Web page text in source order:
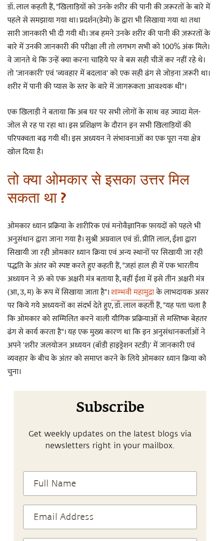
डॉ. लाल कहती हैं, "खिलाड़ियों को उनके शरीर की पानी की ज़रूरतों के बारे में
पहले से समझाया गया था। प्रदर्शन(डेमो) के द्वारा भी सिखाया गया था तथा
सारी जानकारी भी दी गयी थी। जब हमने उनके शरीर की पानी की ज़रूरतों के
बारे में उनकी जानकारी की परीक्षा ली तो लगभग सभी को 100% अंक मिले।
वे जानते थे कि उन्हें क्या करना चाहिये पर वे बस सही चीजें कर नहीं रहे थे।
तो 'जानकारी' एवं 'व्यवहार में बदलाव' को एक सही ढंग से जोड़ना ज़रूरी था।
शरीर में पानी की प्यास के स्तर के बारे में जागरूकता आवश्यक थी"।
एक खिलाड़ी ने बताया कि अब घर पर सभी लोगों के साथ वह ज्यादा मेल-
जोल से रह पा रहा था। इस प्रशिक्षण के दौरान इन सभी खिलाड़ियों की
परिपक्वता बढ़ गयी थी। इस अध्ययन ने संभावनाओं का एक पूरा नया क्षेत्र
खोल दिया है।
तो क्या ओमकार से इसका उत्तर मिल
सकता था ?
ओमकार ध्यान प्रक्रिया के शारीरिक एवं मनोवैज्ञानिक फ़ायदों को पहले भी
अनुसंधान द्वारा जाना गया है। सुश्री अग्रवाल एवं डॉ. प्रीति लाल, ईशा द्वारा
सिखायी जा रही ओमकार ध्यान क्रिया एवं अन्य स्थानों पर सिखायी जा रही
पद्धति के अंतर को स्पष्ट करते हुए कहती हैं, "जहां हाल ही में एक भारतीय
अध्ययन ने ॐ को एक अक्षरी मंत्र बताया है, वहीं ईशा में इसे तीन अक्षरी मंत्र
(आ, उ, म) के रूप में सिखाया जाता है"।शाम्भवी महामुद्राके लाभदायक असर
पर किये गये अध्ययनों का संदर्भ देते हुए, डॉ. लाल कहती हैं, "यह पता चला है
कि ओमकार को सम्मिलित करने वाली यौगिक प्रक्रियाओं से मस्तिष्क बेहतर
ढंग से कार्य करता है"। यह एक मुख्य कारण था कि इन अनुसंधानकर्ताओं ने
अपने 'शरीर जलयोजन अध्ययन (बॉडी हाइड्रेशन स्टडी)' में जानकारी एवं
व्यवहार के बीच के अंतर को समाप्त करने के लिये ओमकार ध्यान क्रिया को
चुना।
Subscribe
Get weekly updates on the latest blogs via
newsletters right in your mailbox.